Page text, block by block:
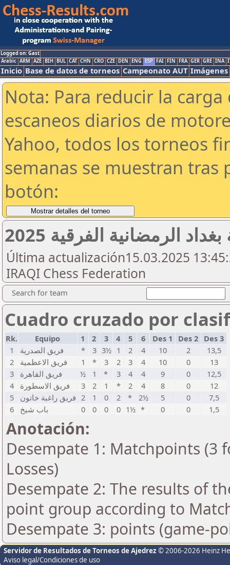
Logged on: Gast
Arabic ARM AZE BIH BUL CAT CHN CRO CZE DEN ENG ESP FAI FIN FRA GER GRE INA
Inicio Base de datos de torneos Campeonato AUT Imágenes
Nota: Para reducir la
escaneos diarios de
Yahoo, todos los torneos
semanas se muestran tras
botón:
الرمضانية الفرقية 2025
Última actualización15.03.2025
IRAQI Chess Federation
Search for team
Cuadro cruzado por
Rk. Equipo 1 2 3 4 5 6 Des 1 Des 2 Des 3
1
فريق الصدرية * 3 3½ 1 2 4 10 2
13,5
2
فريق الاعظمية 1 * 3 2 3 4 10 0
13
3
فريق القاهرة ½ 1 * 3 4 4 9 0
12,5
4
فريق الاسطورة 3 2 1 * 2 4 8 0
12
5
فريق راغبة خاتون 2 1 0 2 * 2½ 5 0
7,5
6
باب شيخ 0 0 0 0 1½ * 0 0 1,5
Anotación:
Desempate 1: Matchpoints (3
Losses)
Desempate 2: The results of
point group according to
Desempate 3: points (game-
Servidor de Resultados de Torneos de Ajedrez © 2006-2026 Heinz
Aviso legal/Condiciones de uso